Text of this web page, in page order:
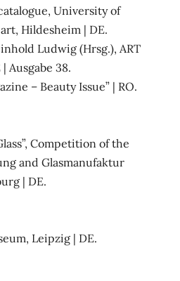
University of
Hildesheim | DE.
Ludwig (Hrsg.), ART
Ausgabe 38.
– Beauty Issue” | RO.
Competition of the
and Glasmanufaktur
| DE.
Leipzig | DE.